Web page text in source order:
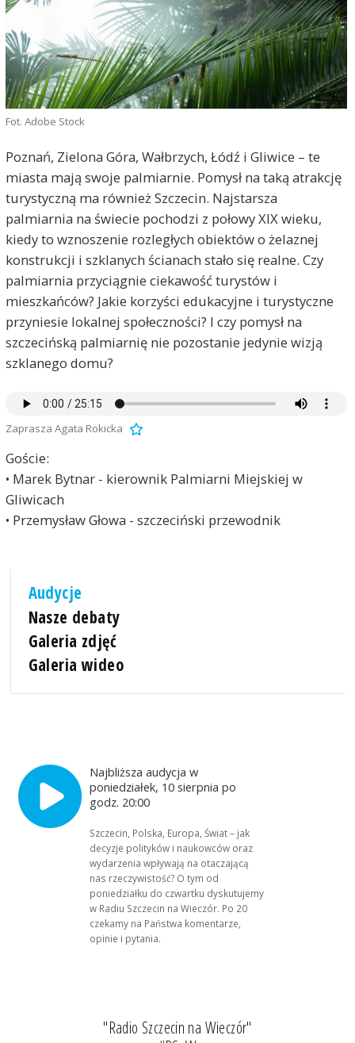
Fot. Adobe Stock
Poznań, Zielona Góra, Wałbrzych, Łódź i Gliwice – te
miasta mają swoje palmiarnie. Pomysł na taką atrakcję
turystyczną ma również Szczecin. Najstarsza
palmiarnia na świecie pochodzi z połowy XIX wieku,
kiedy to wznoszenie rozległych obiektów o żelaznej
konstrukcji i szklanych ścianach stało się realne. Czy
palmiarnia przyciągnie ciekawość turystów i
mieszkańców? Jakie korzyści edukacyjne i turystyczne
przyniesie lokalnej społeczności? I czy pomysł na
szczecińską palmiarnię nie pozostanie jedynie wizją
szklanego domu?
Zaprasza Agata Rokicka
Goście:
• Marek Bytnar - kierownik Palmiarni Miejskiej w
Gliwicach
• Przemysław Głowa - szczeciński przewodnik
Audycje
Nasze debaty
Galeria zdjęć
Galeria wideo
Najbliższa audycja w
poniedziałek, 10 sierpnia po
godz. 20:00
Szczecin, Polska, Europa, Świat – jak
decyzje polityków i naukowców oraz
wydarzenia wpływają na otaczającą
nas rzeczywistość? O tym od
poniedziałku do czwartku dyskutujemy
w Radiu Szczecin na Wieczór. Po 20
czekamy na Państwa komentarze,
opinie i pytania.
"Radio Szczecin na Wieczór"